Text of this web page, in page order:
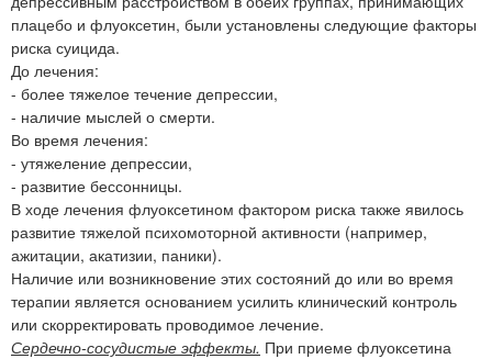
плацебо и флуоксетин, были установлены следующие факторы
риска суицида.
До лечения:
- более тяжелое течение депрессии,
- наличие мыслей о смерти.
Во время лечения:
- утяжеление депрессии,
- развитие бессонницы.
В ходе лечения флуоксетином фактором риска также явилось
развитие тяжелой психомоторной активности (например,
ажитации, акатизии, паники).
Наличие или возникновение этих состояний до или во время
терапии является основанием усилить клинический контроль
или скорректировать проводимое лечение.
Сердечно-сосудистые эффекты. При приеме флуоксетина